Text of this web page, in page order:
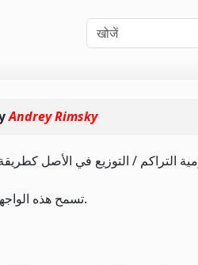
Andrey Rimsky
تسمح هذه الواجهة المتقدمة للمتداول بإدارة أوامر الخوارزميات المتعددة بشكل فعال وفي نفس الوقت.